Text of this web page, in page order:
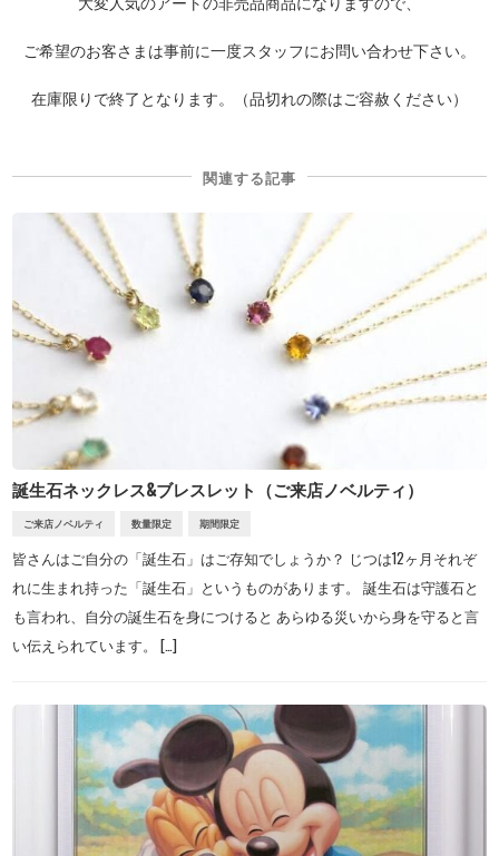
ご希望のお客さまは事前に一度スタッフにお問い合わせ下さい。
在庫限りで終了となります。（品切れの際はご容赦ください）
関連する記事
誕生石ネックレス&ブレスレット（ご来店ノベルティ）
ご来店ノベルティ 数量限定 期間限定
皆さんはご自分の「誕生石」はご存知でしょうか？ じつは12ヶ月それぞ
れに生まれ持った「誕生石」というものがあります。 誕生石は守護石と
も言われ、自分の誕生石を身につけると あらゆる災いから身を守ると言
い伝えられています。 […]